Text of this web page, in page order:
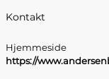
Kontakt
Hjemmeside
https://